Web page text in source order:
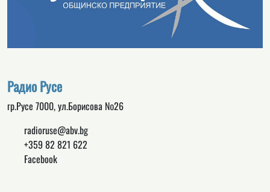
Радио Русе
гр.Русе 7000, ул.Борисова №26
radioruse@abv.bg
+359 82 821 622
Facebook